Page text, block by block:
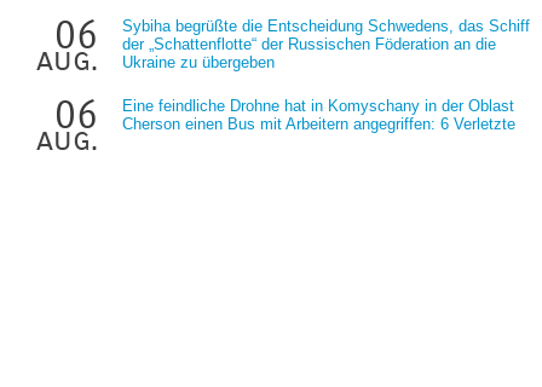
06
aug.
Sybiha begrüßte die Entscheidung Schwedens, das Schiff
der „Schattenflotte“ der Russischen Föderation an die
Ukraine zu übergeben
06
aug.
Eine feindliche Drohne hat in Komyschany in der Oblast
Cherson einen Bus mit Arbeitern angegriffen: 6 Verletzte